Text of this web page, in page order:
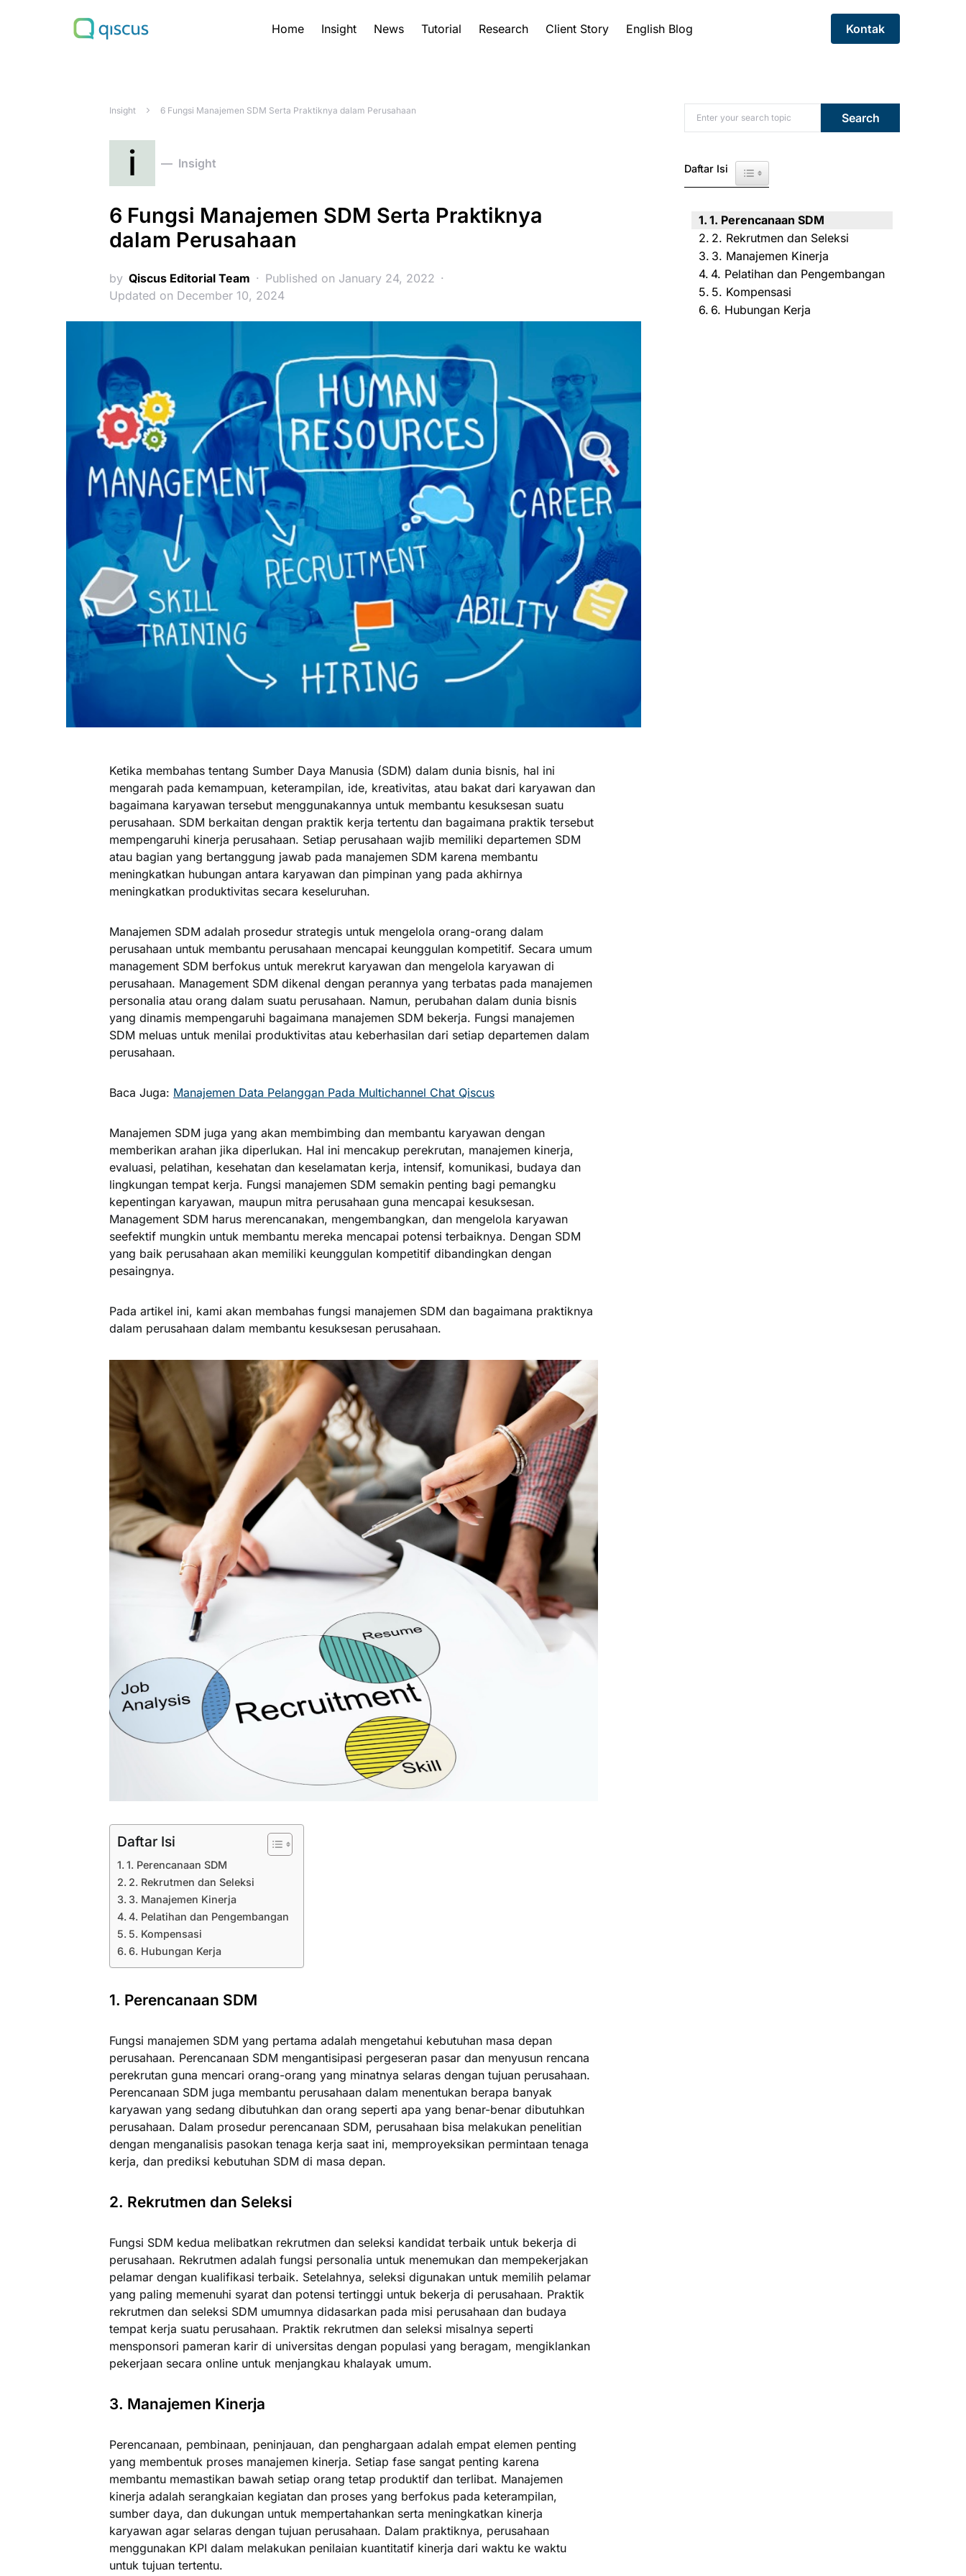
Home Insight News Tutorial Research Client Story English Blog
Kontak
Search for:
Insight 6 Fungsi Manajemen SDM Serta Praktiknya dalam Perusahaan
i Insight
6 Fungsi Manajemen SDM Serta Praktiknya
dalam Perusahaan
by Qiscus Editorial Team
Published on January 24, 2022
Updated on December 10, 2024
Ketika membahas tentang Sumber Daya Manusia (SDM) dalam dunia bisnis, hal ini
mengarah pada kemampuan, keterampilan, ide, kreativitas, atau bakat dari karyawan dan
bagaimana karyawan tersebut menggunakannya untuk membantu kesuksesan suatu
perusahaan. SDM berkaitan dengan praktik kerja tertentu dan bagaimana praktik tersebut
mempengaruhi kinerja perusahaan. Setiap perusahaan wajib memiliki departemen SDM
atau bagian yang bertanggung jawab pada manajemen SDM karena membantu
meningkatkan hubungan antara karyawan dan pimpinan yang pada akhirnya
meningkatkan produktivitas secara keseluruhan.
Manajemen SDM adalah prosedur strategis untuk mengelola orang-orang dalam
perusahaan untuk membantu perusahaan mencapai keunggulan kompetitif. Secara umum
management SDM berfokus untuk merekrut karyawan dan mengelola karyawan di
perusahaan. Management SDM dikenal dengan perannya yang terbatas pada manajemen
personalia atau orang dalam suatu perusahaan. Namun, perubahan dalam dunia bisnis
yang dinamis mempengaruhi bagaimana manajemen SDM bekerja. Fungsi manajemen
SDM meluas untuk menilai produktivitas atau keberhasilan dari setiap departemen dalam
perusahaan.
Baca Juga: Manajemen Data Pelanggan Pada Multichannel Chat Qiscus
Manajemen SDM juga yang akan membimbing dan membantu karyawan dengan
memberikan arahan jika diperlukan. Hal ini mencakup perekrutan, manajemen kinerja,
evaluasi, pelatihan, kesehatan dan keselamatan kerja, intensif, komunikasi, budaya dan
lingkungan tempat kerja. Fungsi manajemen SDM semakin penting bagi pemangku
kepentingan karyawan, maupun mitra perusahaan guna mencapai kesuksesan.
Management SDM harus merencanakan, mengembangkan, dan mengelola karyawan
seefektif mungkin untuk membantu mereka mencapai potensi terbaiknya. Dengan SDM
yang baik perusahaan akan memiliki keunggulan kompetitif dibandingkan dengan
pesaingnya.
Pada artikel ini, kami akan membahas fungsi manajemen SDM dan bagaimana praktiknya
dalam perusahaan dalam membantu kesuksesan perusahaan.
Daftar Isi
1. Perencanaan SDM
2. Rekrutmen dan Seleksi
3. Manajemen Kinerja
4. Pelatihan dan Pengembangan
5. Kompensasi
6. Hubungan Kerja
1. Perencanaan SDM
Fungsi manajemen SDM yang pertama adalah mengetahui kebutuhan masa depan
perusahaan. Perencanaan SDM mengantisipasi pergeseran pasar dan menyusun rencana
perekrutan guna mencari orang-orang yang minatnya selaras dengan tujuan perusahaan.
Perencanaan SDM juga membantu perusahaan dalam menentukan berapa banyak
karyawan yang sedang dibutuhkan dan orang seperti apa yang benar-benar dibutuhkan
perusahaan. Dalam prosedur perencanaan SDM, perusahaan bisa melakukan penelitian
dengan menganalisis pasokan tenaga kerja saat ini, memproyeksikan permintaan tenaga
kerja, dan prediksi kebutuhan SDM di masa depan.
2. Rekrutmen dan Seleksi
Fungsi SDM kedua melibatkan rekrutmen dan seleksi kandidat terbaik untuk bekerja di
perusahaan. Rekrutmen adalah fungsi personalia untuk menemukan dan mempekerjakan
pelamar dengan kualifikasi terbaik. Setelahnya, seleksi digunakan untuk memilih pelamar
yang paling memenuhi syarat dan potensi tertinggi untuk bekerja di perusahaan. Praktik
rekrutmen dan seleksi SDM umumnya didasarkan pada misi perusahaan dan budaya
tempat kerja suatu perusahaan. Praktik rekrutmen dan seleksi misalnya seperti
mensponsori pameran karir di universitas dengan populasi yang beragam, mengiklankan
pekerjaan secara online untuk menjangkau khalayak umum.
3. Manajemen Kinerja
Perencanaan, pembinaan, peninjauan, dan penghargaan adalah empat elemen penting
yang membentuk proses manajemen kinerja. Setiap fase sangat penting karena
membantu memastikan bawah setiap orang tetap produktif dan terlibat. Manajemen
kinerja adalah serangkaian kegiatan dan proses yang berfokus pada keterampilan,
sumber daya, dan dukungan untuk mempertahankan serta meningkatkan kinerja
karyawan agar selaras dengan tujuan perusahaan. Dalam praktiknya, perusahaan
menggunakan KPI dalam melakukan penilaian kuantitatif kinerja dari waktu ke waktu
untuk tujuan tertentu.
Search for: Search
Daftar Isi Toggle Table of Content
1. Perencanaan SDM
2. Rekrutmen dan Seleksi
3. Manajemen Kinerja
4. Pelatihan dan Pengembangan
5. Kompensasi
6. Hubungan Kerja